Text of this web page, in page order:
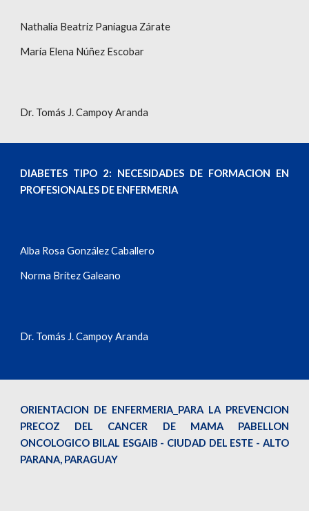
Nathalia Beatriz Paniagua Zárate
María Elena Núñez Escobar
Dr. Tomás J. Campoy Aranda
DIABETES TIPO 2: NECESIDADES DE FORMACION EN
PROFESIONALES DE ENFERMERIA
Alba Rosa González Caballero
Norma Brítez Galeano
Dr. Tomás J. Campoy Aranda
ORIENTACION DE ENFERMERIA PARA LA PREVENCION
PRECOZ DEL CANCER DE MAMA PABELLON
ONCOLOGICO BILAL ESGAIB - CIUDAD DEL ESTE - ALTO
PARANA, PARAGUAY